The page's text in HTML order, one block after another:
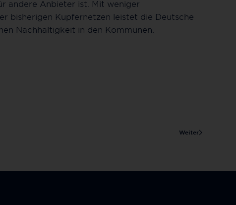
andere Anbieter ist. Mit weniger
bisherigen Kupfernetzen leistet die Deutsche
Nachhaltigkeit in den Kommunen.
Weiter